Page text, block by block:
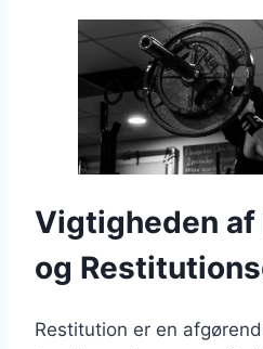
Vigtigheden
og
Restitution er en